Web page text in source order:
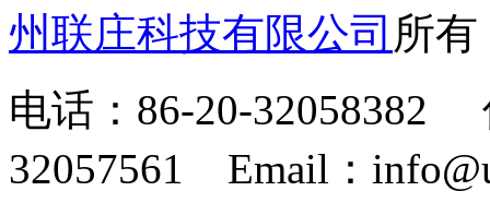
州联庄科技有限公司 所
电话：86-20-32058382
32057561 Email：